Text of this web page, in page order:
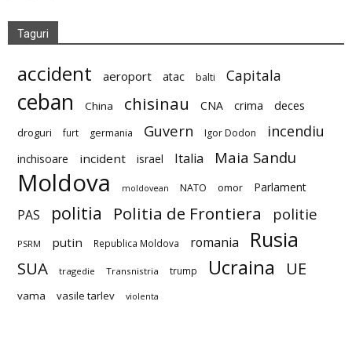
Taguri
accident aeroport atac balti Capitala
ceban China chisinau CNA crima deces
droguri furt germania Guvern Igor Dodon incendiu
inchisoare incident israel Italia Maia Sandu
Moldova moldovean NATO omor Parlament
PAS politia Politia de Frontiera politie
PSRM putin Republica Moldova romania Rusia
SUA tragedie Transnistria trump Ucraina UE
vama vasile tarlev violenta